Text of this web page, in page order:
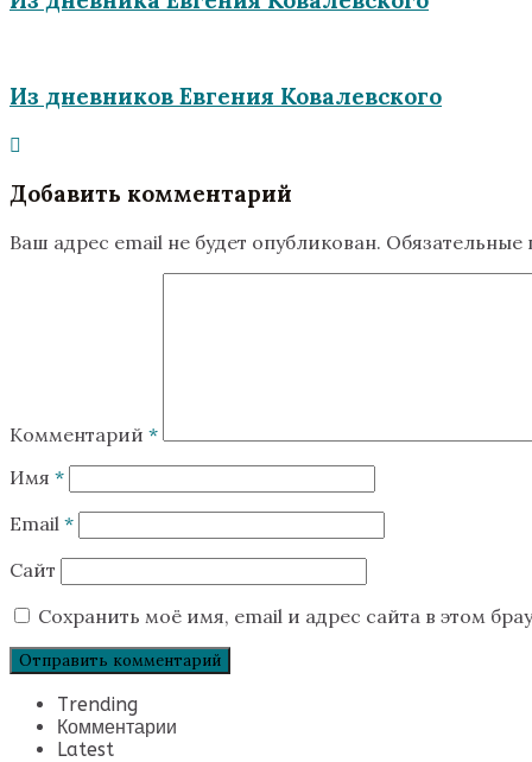
Из дневников Евгения Ковалевского
Добавить комментарий
Ваш адрес email не будет опубликован.
Комментарий *
Имя *
Email *
Сайт
Сохранить моё имя, email и адрес сайта в этом
Trending
Комментарии
Latest